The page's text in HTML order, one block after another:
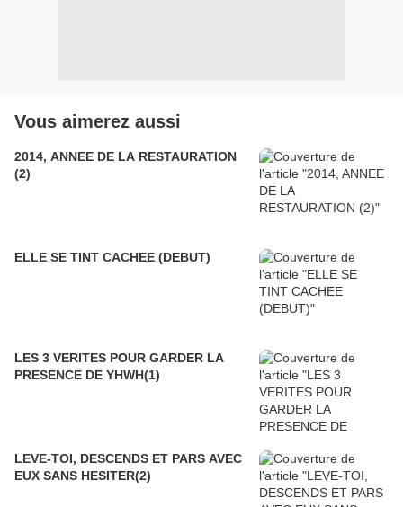
Vous aimerez aussi
2014, ANNEE DE LA RESTAURATION
(2)
ELLE SE TINT CACHEE (DEBUT)
LES 3 VERITES POUR GARDER LA
PRESENCE DE YHWH(1)
LEVE-TOI, DESCENDS ET PARS AVEC
EUX SANS HESITER(2)